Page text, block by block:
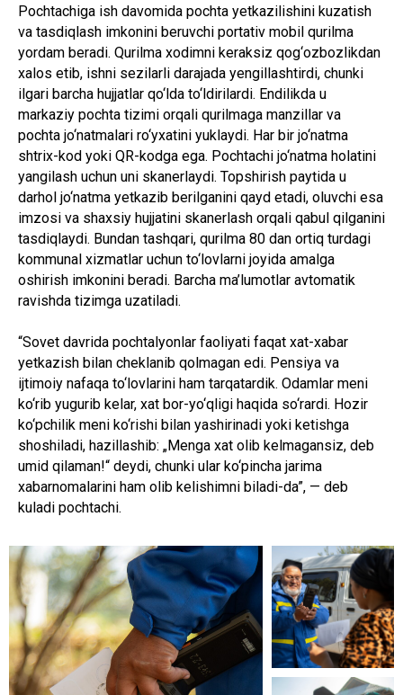
Pochtachiga ish davomida pochta yetkazilishini kuzatish
va tasdiqlash imkonini beruvchi portativ mobil qurilma
yordam beradi. Qurilma xodimni keraksiz qog‘ozbozlikdan
xalos etib, ishni sezilarli darajada yengillashtirdi, chunki
ilgari barcha hujjatlar qo‘lda to‘ldirilardi. Endilikda u
markaziy pochta tizimi orqali qurilmaga manzillar va
pochta jo‘natmalari ro‘yxatini yuklaydi. Har bir jo‘natma
shtrix-kod yoki QR-kodga ega. Pochtachi jo‘natma holatini
yangilash uchun uni skanerlaydi. Topshirish paytida u
darhol jo‘natma yetkazib berilganini qayd etadi, oluvchi esa
imzosi va shaxsiy hujjatini skanerlash orqali qabul qilganini
tasdiqlaydi. Bundan tashqari, qurilma 80 dan ortiq turdagi
kommunal xizmatlar uchun to‘lovlarni joyida amalga
oshirish imkonini beradi. Barcha ma’lumotlar avtomatik
ravishda tizimga uzatiladi.
“Sovet davrida pochtalyonlar faoliyati faqat xat-xabar
yetkazish bilan cheklanib qolmagan edi. Pensiya va
ijtimoiy nafaqa to‘lovlarini ham tarqatardik. Odamlar meni
ko‘rib yugurib kelar, xat bor-yo‘qligi haqida so‘rardi. Hozir
ko‘pchilik meni ko‘rishi bilan yashirinadi yoki ketishga
shoshiladi, hazillashib: „Menga xat olib kelmagansiz, deb
umid qilaman!“ deydi, chunki ular ko‘pincha jarima
xabarnomalarini ham olib kelishimni biladi-da”, — deb
kuladi pochtachi.